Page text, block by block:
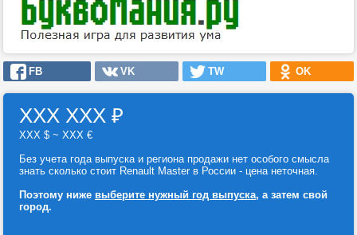
FB VK TW OK
ХХХ ХХХ ₽
ХХХ $ ~ ХХХ €
Без учета года выпуска и региона продажи нет особого смысла
знать сколько стоит Renault Master в России - цена неточная.
Поэтому ниже выберите нужный год выпуска, а затем свой
город.